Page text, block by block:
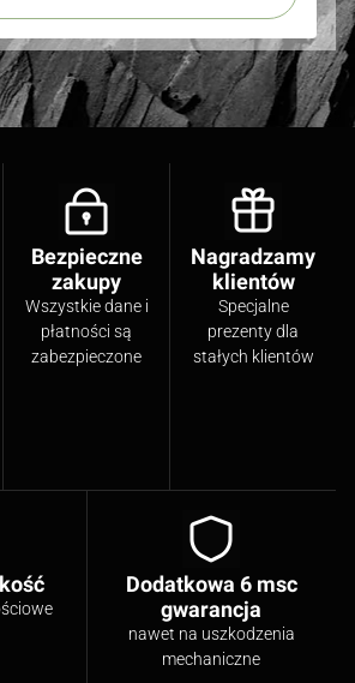
Bezpieczne
zakupy
Wszystkie dane i
płatności są
zabezpieczone
Nagradzamy
klientów
Specjalne
prezenty dla
stałych klientów
Dodatkowa 6 msc
gwarancja
nawet na uszkodzenia
mechaniczne